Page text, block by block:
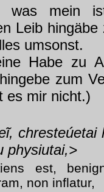
mein
Leib
umsonst.
Habe zu
zum
es mir nicht.)
physiutai,>
est,
non inflatur,